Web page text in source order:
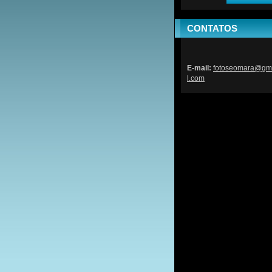
CONTATOS
E-mail: fotoseom
l.com